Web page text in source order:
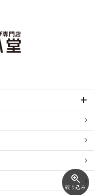
zoom_in
絞り込み